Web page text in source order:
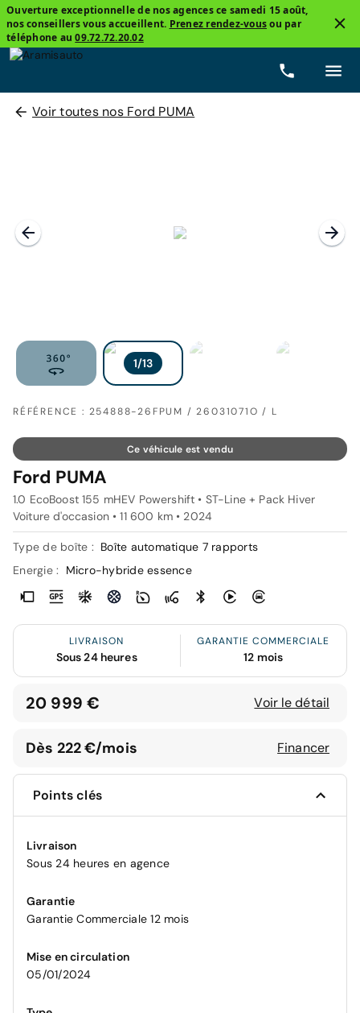
Ouverture exceptionnelle de nos agences ce samedi 15 août,
nos conseillers vous accueillent. Prenez rendez-vousou par
téléphone au09.72.72.20.02
Voir toutes nos Ford PUMA
RÉFÉRENCE : 254888-26FPUM / 26031071O / L
Ce véhicule est vendu
Ford PUMA
1.0 EcoBoost 155 mHEV Powershift • ST-Line + Pack Hiver
Voiture d'occasion • 11 600 km • 2024
Type de boîte : Boîte automatique 7 rapports
Energie :
Micro-hybride essence
LIVRAISON
Sous 24 heures
GARANTIE COMMERCIALE
12 mois
20 999 € Voir le détail
Dès 222 €/mois Financer
Points clés
Livraison
Sous 24 heures en agence
Garantie
Garantie Commerciale 12 mois
Mise en circulation
05/01/2024